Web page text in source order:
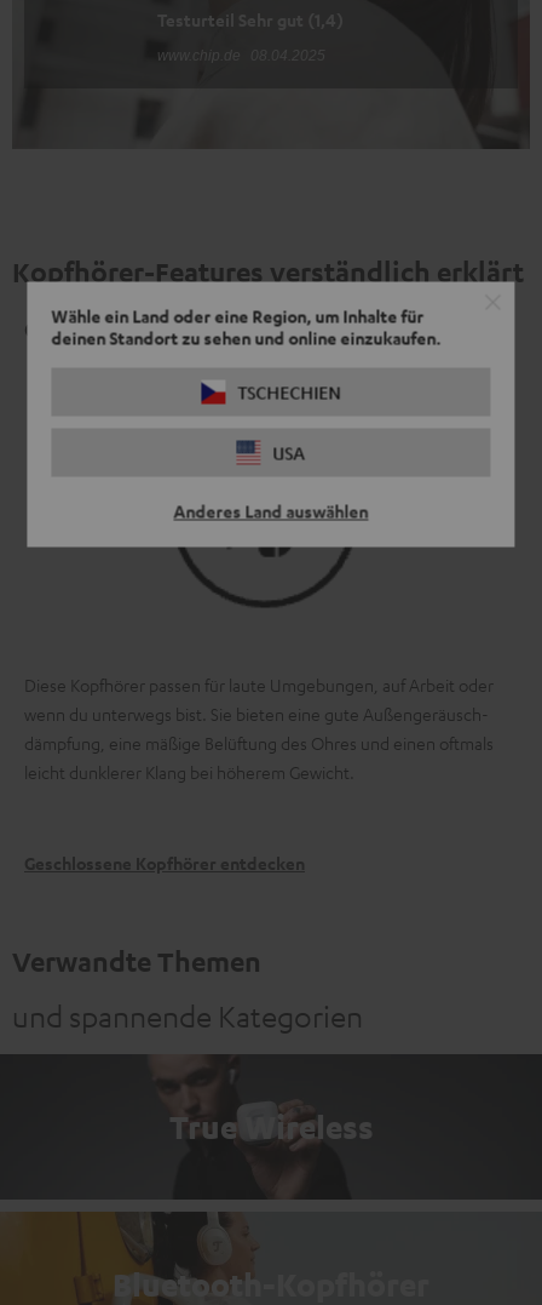
Wähle ein Land oder eine Region, um Inhalte für
deinen Standort zu sehen und online einzukaufen.
TSCHECHIEN
USA
Anderes Land auswählen
Testurteil Sehr gut (1,4)
www.chip.de
Kopfhörer-Features verständlich erklärt
Geschlossen
Diese Kopfhörer passen für laute Umgebungen, auf Arbeit oder
wenn du unterwegs bist. Sie bieten eine gute Außen­geräusch­
dämpfung, eine mäßige Belüftung des Ohres und einen oftmals
leicht dunklerer Klang bei höherem Gewicht.
Geschlossene Kopfhörer entdecken
Verwandte Themen
und spannende Kategorien
True Wireless
Bluetooth-Kopfhörer